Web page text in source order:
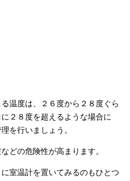
温度は、２６度から２８度ぐら
２８度を超えるような場合に
を行いましょう。
どの危険性が高まります。
室温計を置いてみるのもひとつ